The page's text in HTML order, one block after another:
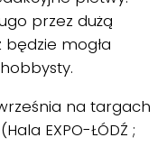
przez dużą
będzie mogła
na targach
EXPO-ŁÓDŹ ;